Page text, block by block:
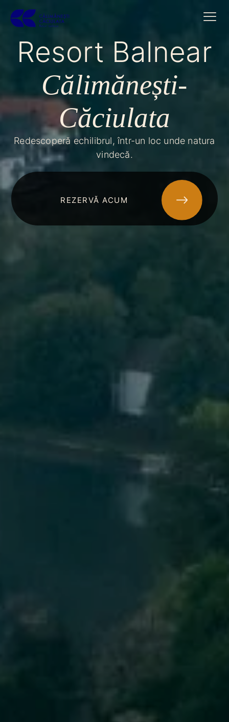
Resort Balnear
Călimănești-
Căciulata
Redescoperă echilibrul, într-un loc unde natura
vindecă.
REZERVĂ ACUM